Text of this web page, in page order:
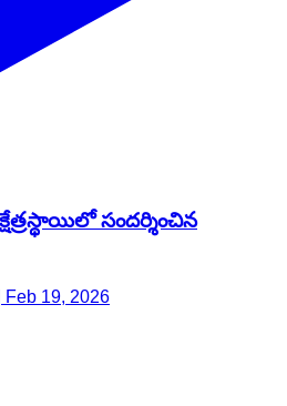
సందర్శించిన
Feb 19, 2026